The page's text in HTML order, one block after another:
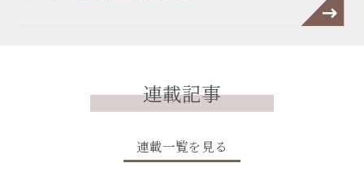
連載記事
連載一覧を見る